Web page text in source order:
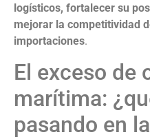
logísticos, fortalecer su
mejorar la competitividad
importaciones.
El exceso de
marítima:
pasando en